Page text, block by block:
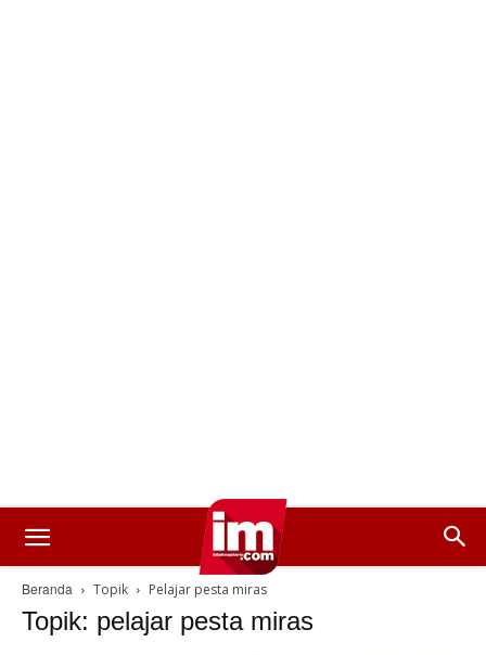
Beranda Topik Pelajar pesta miras
Topik: pelajar pesta miras